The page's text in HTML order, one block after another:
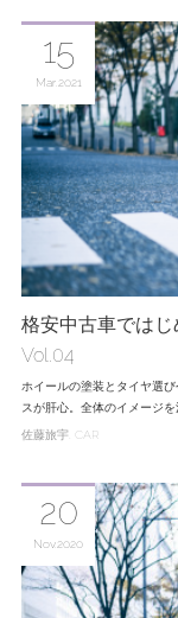
格安中古車では
Vol.04
ホイールの塗装とタイヤ選
スが肝心。全体のイメージ
15
Mar 2021
佐藤旅宇 CAR
20
Nov 2020